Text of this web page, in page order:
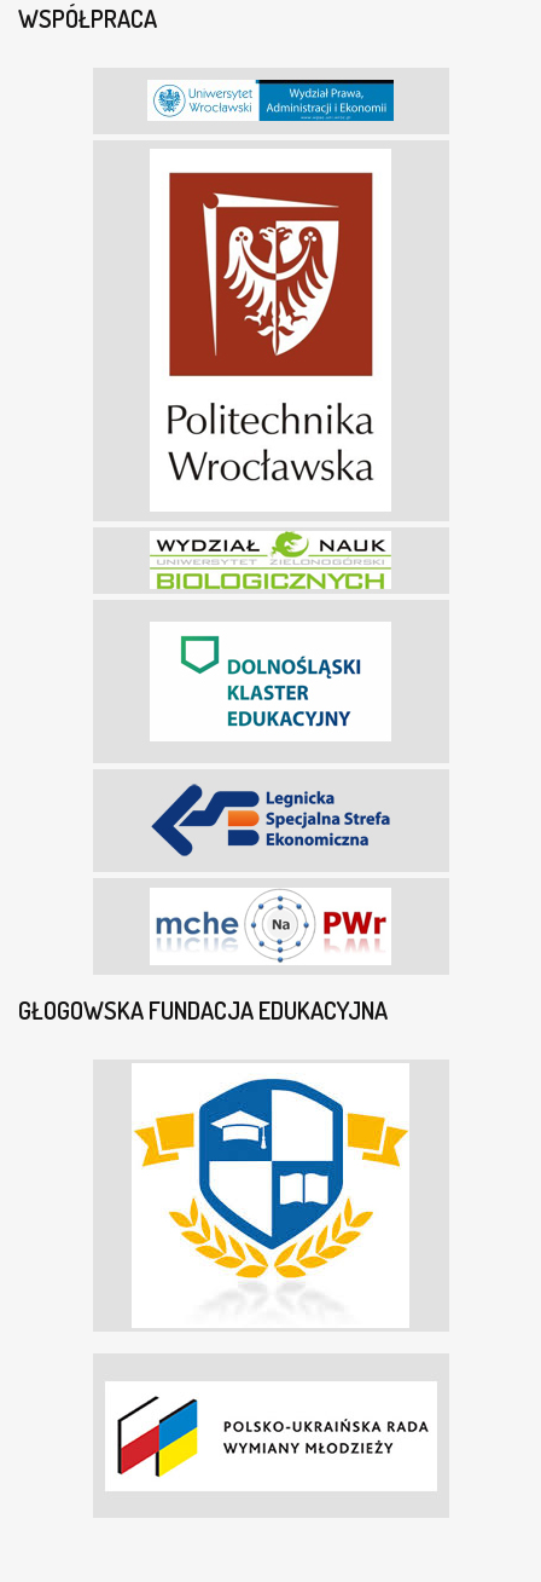
WSPÓŁPRACA
GŁOGOWSKA FUNDACJA EDUKACYJNA